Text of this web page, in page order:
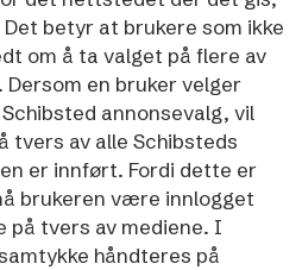
betyr at brukere som ikke
om å ta valget på flere av
Dersom en bruker velger
annonsevalg, vil
tvers av alle Schibsteds
er innført. Fordi dette er
brukeren være innlogget
på tvers av mediene. I
håndteres på